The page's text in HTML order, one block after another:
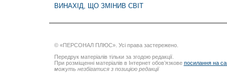
ВИНАХІД, ЩО ЗМІНИВ СВІТ
© «ПЕРСОНАЛ ПЛЮС». Усі права застережено.
Передрук матеріалів тільки за згодою редакції.
При розміщенні матеріалів в Інтернет обов’язкове посилання на
можуть незбігатися з позицією редакції